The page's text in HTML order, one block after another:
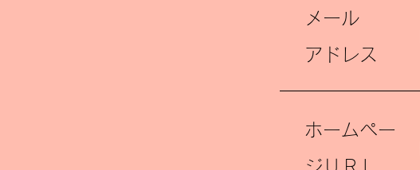
メール
アドレス
ホームペー